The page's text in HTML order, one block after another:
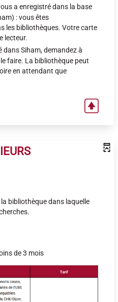
a enregistré dans la base
: vous êtes
les bibliothèques. Votre carte
lecteur.
dans Siham, demandez à
faire. La bibliothèque peut
en attendant que
bibliothèque dans laquelle
de 3 mois